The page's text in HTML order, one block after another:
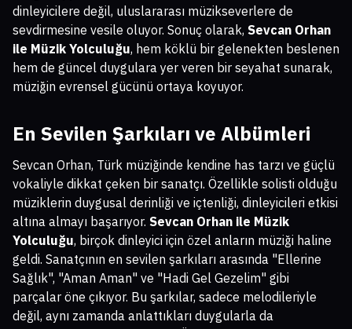
dinleyicilere değil, uluslararası müzikseverlere de
sevdirmesine vesile oluyor. Sonuç olarak, Sevcan Orhan
ile Müzik Yolculuğu, hem köklü bir gelenekten beslenen
hem de güncel duygulara yer veren bir seyahat sunarak,
müziğin evrensel gücünü ortaya koyuyor.
En Sevilen Şarkıları ve Albümleri
Sevcan Orhan, Türk müziğinde kendine has tarzı ve güçlü
vokaliyle dikkat çeken bir sanatçı. Özellikle solisti olduğu
müziklerin duygusal derinliği ve içtenliği, dinleyicileri etkisi
altına almayı başarıyor. Sevcan Orhan ile Müzik
Yolculuğu, birçok dinleyici için özel anların müziği haline
geldi. Sanatçının en sevilen şarkıları arasında "Ellerine
Sağlık", "Aman Aman" ve "Hadi Gel Gezelim" gibi
parçalar öne çıkıyor. Bu şarkılar, sadece melodileriyle
değil, aynı zamanda anlattıkları duygularla da